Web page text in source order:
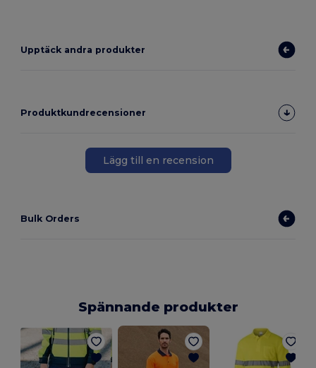
Upptäck andra produkter
Produktkundrecensioner
Lägg till en recension
Bulk Orders
Spännande produkter